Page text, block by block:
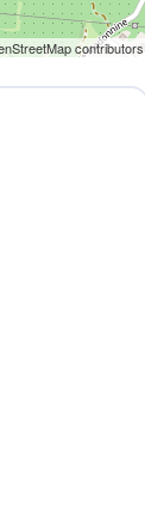
contributors